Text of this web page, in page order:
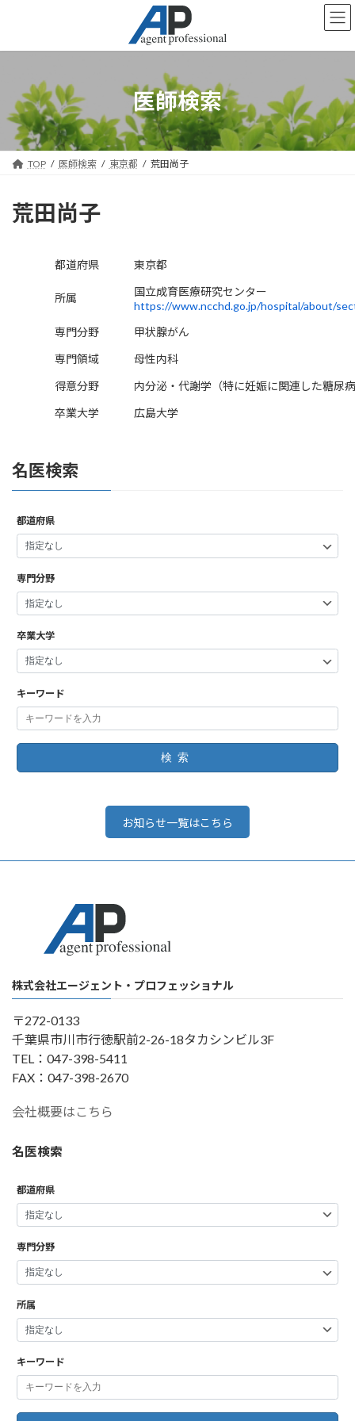
ン
キ
プ
ー
に
動
医師検索
TOP 医師検索 東京都 荒田尚子
荒田尚子
都道府県 東京都
所属
国立成育医療研究センター
https://www.ncchd.go.jp/hospital/about/
専門分野
甲状腺がん
専門領域
母性内科
得意分野
内分泌・代謝学（特に妊娠に関連した糖尿
卒業大学
広島大学
名医検索
都道府県
専門分野
卒業大学
キーワード
検索
お知らせ一覧はこちら
株式会社エージェント・プロフェッショナル
〒272-0133
千葉県市川市行徳駅前2-26-18タカシンビル3F
TEL：047-398-5411
FAX：047-398-2670
会社概要はこちら
名医検索
都道府県
専門分野
所属
キーワード